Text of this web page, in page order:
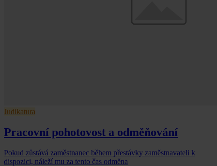
Judikatura
Pracovní pohotovost a odměňování
Pokud zůstává zaměstnanec během přestávky zaměstnavateli k
dispozici, náleží mu za tento čas odměna